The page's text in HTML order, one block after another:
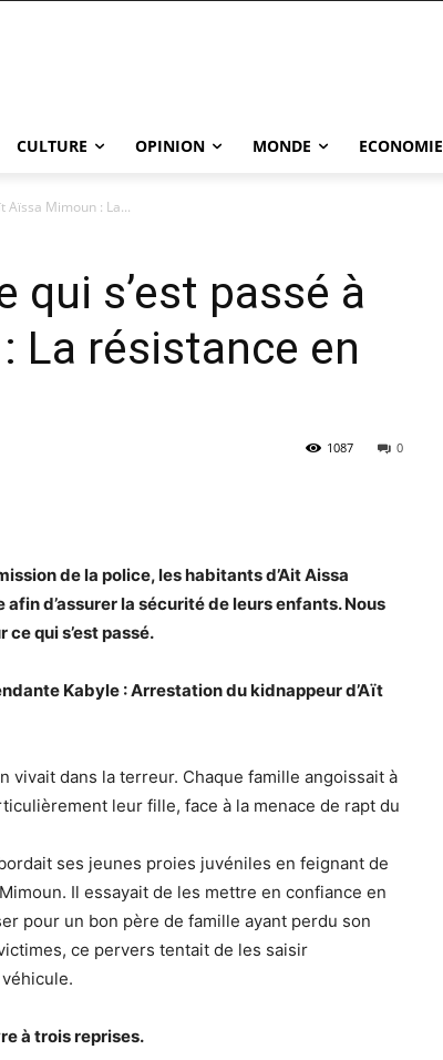
CULTURE OPINION MONDE ECONOMIE
Aïssa Mimoun : La...
qui s’est passé à
La résistance en
0
1087
de la police, les habitants d’Ait Aissa
d’assurer la sécurité de leurs enfants. Nous
qui s’est passé.
Kabyle : Arrestation du kidnappeur d’Aït
vivait dans la terreur. Chaque famille angoissait à
leur fille, face à la menace de rapt du
ses jeunes proies juvéniles en feignant de
Il essayait de les mettre en confiance en
pour un bon père de famille ayant perdu son
ce pervers tentait de les saisir
à trois reprises.